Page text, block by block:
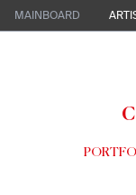
MAINBOARD